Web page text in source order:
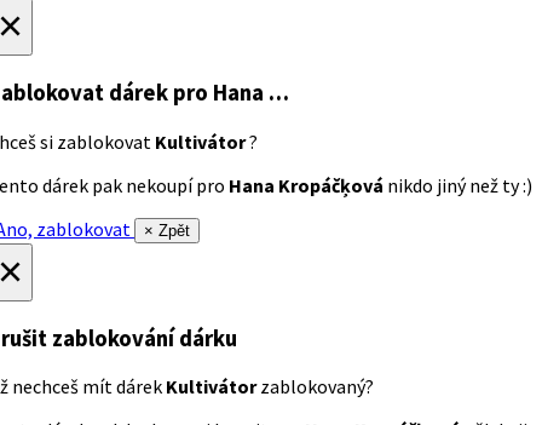
dárek pro Hana …
si zablokovat Kultivátor?
dárek pak nekoupí pro Hana Kropáčķová nikdo jiný než ty :)
zablokovat
× Zpět
zablokování dárku
nechceš mít dárek Kultivátorzablokovaný?